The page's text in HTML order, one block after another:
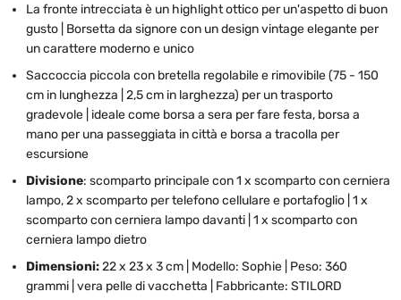
La fronte intrecciata è un highlight ottico per un'aspetto di buon
gusto | Borsetta da signore con un design vintage elegante per
un carattere moderno e unico
Saccoccia piccola con bretella regolabile e rimovibile (75 - 150
cm in lunghezza | 2,5 cm in larghezza) per un trasporto
gradevole | ideale come borsa a sera per fare festa, borsa a
mano per una passeggiata in città e borsa a tracolla per
escursione
Divisione: scomparto principale con 1 x scomparto con cerniera
lampo, 2 x scomparto per telefono cellulare e portafoglio | 1 x
scomparto con cerniera lampo davanti | 1 x scomparto con
cerniera lampo dietro
Dimensioni:22 x 23 x 3 cm | Modello: Sophie | Peso: 360
grammi | vera pelle di vacchetta | Fabbricante: STILORD